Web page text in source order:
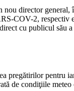
nou director general,
COV-2,
cu publicul său
pregătirilor pentru
de condiţiile